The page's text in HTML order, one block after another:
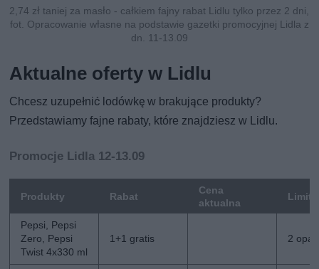
2,74 zł taniej za masło - całkiem fajny rabat Lidlu tylko przez 2 dni,
fot. Opracowanie własne na podstawie gazetki promocyjnej Lidla z
dn. 11-13.09
Aktualne oferty w Lidlu
Chcesz uzupełnić lodówkę w brakujące produkty?
Przedstawiamy fajne rabaty, które znajdziesz w Lidlu.
Promocje Lidla 12-13.09
Produkty Rabat
Cena
aktualna
Limit
Pepsi, Pepsi
Zero, Pepsi
Twist 4x330 ml
1+1 gratis 2